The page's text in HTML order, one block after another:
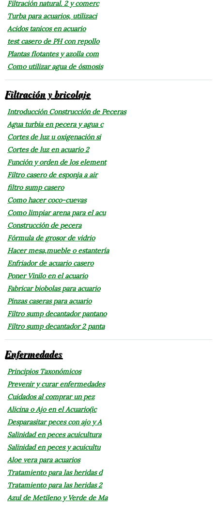
Filtración natural. 2 y comerc
Turba para acuarios, utilizaci
Acidos tanicos en acuario
test casero de PH con repollo
Plantas flotantes y azolla com
Como utilizar agua de ósmosis
Filtración y bricolaje
Introducción Construcción de Peceras
Agua turbia en pecera y agua c
Cortes de luz u oxigenación si
Cortes de luz en acuario 2
Función y orden de los element
Filtro casero de esponja a air
filtro sump casero
Como hacer coco-cuevas
Como limpiar arena para el acu
Construcción de pecera
Fórmula de grosor de vidrio
Hacer mesa,mueble o estantería
Enfriador de acuario casero
Poner Vinilo en el acuario
Fabricar biobolas para acuario
Pinzas caseras para acuario
Filtro sump decantador pantano
Filtro sump decantador 2 panta
Enfermedades
Principios Taxonómicos
Prevenir y curar enfermedades
Cuidados al comprar un pez
Alicina o Ajo en el Acuario(ic
Desparasitar peces con ajo y A
Salinidad en peces acuicultura
Salinidad en peces y acuicultu
Aloe vera para acuarios
Tratamiento para las heridas d
Tratamiento para las heridas 2
Azul de Metileno y Verde de Ma